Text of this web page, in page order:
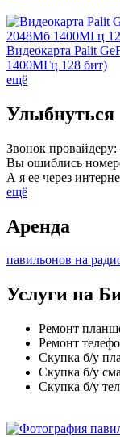
Видеокарта Palit
1400МГц 128 бит)
ещё
Улыбнуться
Звонок
Вы ошиблись
А я ее через
ещё
Аренда
павильонов на
Услуги на
Ремонт
Ремонт
Скупка б/у
Скупка б/у
Скупка б/у